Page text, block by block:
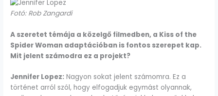
Fotó: Rob Zangardi
A szeretet témája a közelgő filmedben, a Kiss of the
Spider Woman adaptációban is fontos szerepet kap.
Mit jelent számodra ez a projekt?
Jennifer Lopez: Nagyon sokat jelent számomra. Ez a
történet arról szól, hogy elfogadjuk egymást olyannak,